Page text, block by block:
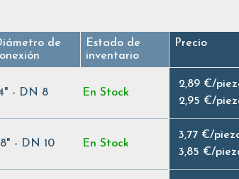
de
Estado de
inventario
Precio
- DN 8 En Stock
2,89 €/
2,95 €/
- DN 10 En Stock
3,77 €/
3,85 €/